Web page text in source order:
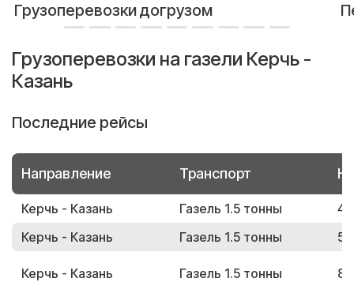
Грузоперевозки догрузом
Грузоперевозки на газели Керчь -
Казань
Последние рейсы
Направление Транспорт
Керчь - Казань Газель 1.5 тонны
Керчь - Казань
Газель 1.5 тонны
Керчь - Казань Газель 1.5 тонны